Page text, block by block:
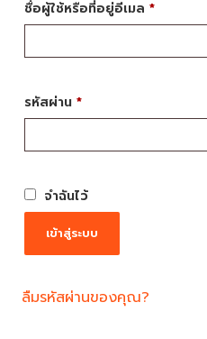
ชื่อผู้ใช้หรือที่อยู่อีเมล *
รหัสผ่าน *
จำฉันไว้
เข้าสู่ระบบ
ลืมรหัสผ่านของคุณ?